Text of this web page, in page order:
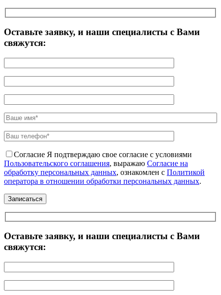
Оставьте заявку, и наши специалисты с Вами
свяжутся:
Согласие Я подтверждаю свое согласие с условиями
Пользовательского соглашения, выражаю Согласие на
обработку персональных данных, ознакомлен с Политикой
оператора в отношении обработки персональных данных.
Оставьте заявку, и наши специалисты с Вами
свяжутся: